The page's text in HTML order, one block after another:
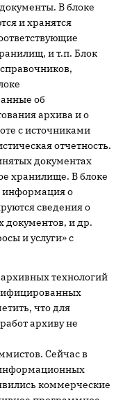
В блоке
и хранятся
и т.п. Блок
об
архива и о
с источниками
отчетность.
документах
хранилище. В блоке
информация о
сведения о
документов, и др.
и услуги» с
технологий
что для
архиву не
Сейчас в
коммерческие